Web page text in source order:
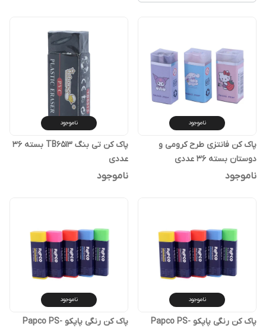
ناموجود
پاک کن فانتزی طرح کرومی و
دوستان بسته 36 عددی
ناموجود
ناموجود
پاک کن تی بنگ TB6513 بسته 36
عددی
ناموجود
ناموجود
پاک کن رنگی پاپکو Papco PS-
ناموجود
پاک کن رنگی پاپکو Papco PS-